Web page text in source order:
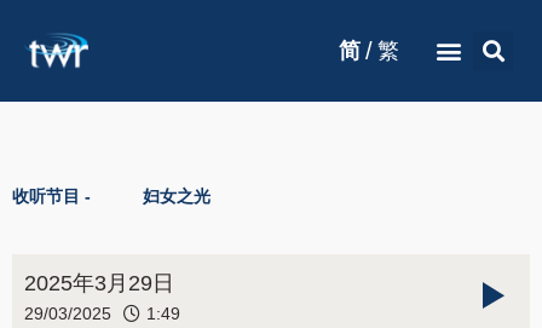
简 / 繁
收听节目 - 妇女之光
2025年3月29日
29/03/2025 1:49